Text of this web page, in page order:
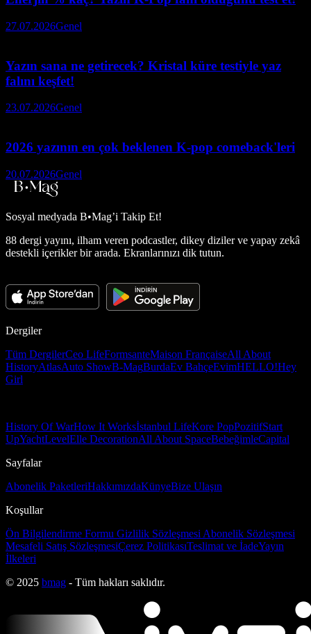
27.07.2026Genel
Yazın sana ne getirecek? Kristal küre testiyle yaz
falını keşfet!
23.07.2026Genel
2026 yazının en çok beklenen K-pop comeback'leri
20.07.2026Genel
Sosyal medyada B•Mag’i Takip Et!
88 dergi yayını, ilham veren podcastler, dikey diziler ve yapay zekâ
destekli içerikler bir arada. Ekranlarınızı dik tutun.
Dergiler
Tüm DergilerCeo LifeFormsanteMaison FrançaiseAll About
HistoryAtlasAuto ShowB-MagBurdaEv BahçeEvimHELLO!Hey
Girl
History Of WarHow It Worksİstanbul LifeKore PopPozitifStart
UpYachtLevelElle DecorationAll About SpaceBebeğimleCapital
Sayfalar
Abonelik PaketleriHakkımızdaKünyeBize Ulaşın
Koşullar
Ön Bilgilendirme Formu Gizlilik Sözleşmesi Abonelik Sözleşmesi
Mesafeli Satış SözleşmesiÇerez PolitikasıTeslimat ve İadeYayın
İlkeleri
© 2025 bmag - Tüm hakları saklıdır.